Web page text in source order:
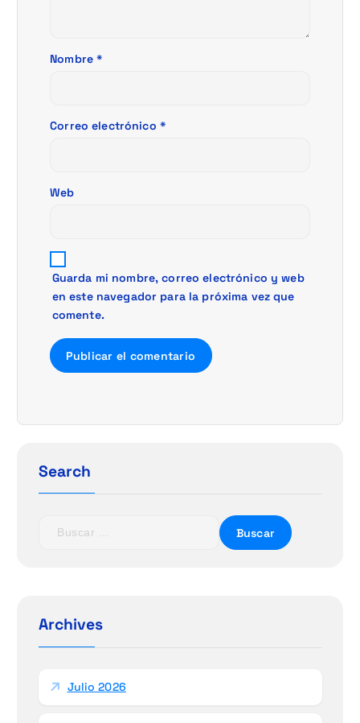
Nombre*
Correo electrónico *
Web
Guarda mi nombre, correo electrónico y web
en este navegador para la próxima vez que
comente.
Search
r
:Archives
Julio 2026